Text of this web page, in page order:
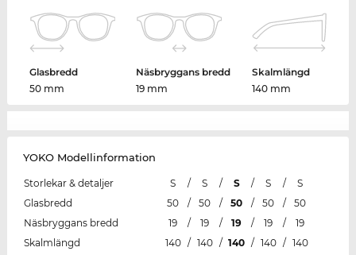
Glasbredd
50 mm
Näsbryggans bredd
19 mm
Skalmlängd
140 mm
YOKO Modellinformation
Storlekar & detaljer S / S / S / S /
S
Glasbredd
50 / 50 / 50 / 50 /
50
Näsbryggans bredd
19 / 19 / 19 / 19 /
19
Skalmlängd
140 / 140 / 140 / 140 / 140